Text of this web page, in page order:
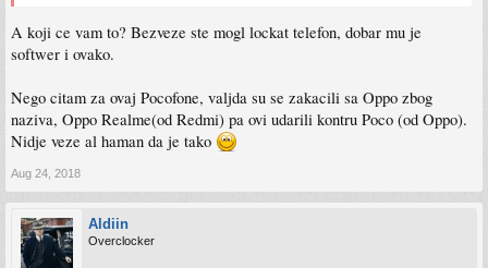
A koji ce vam to? Bezveze ste mogl lockat telefon, dobar mu je
softwer i ovako.
Nego citam za ovaj Pocofone, valjda su se zakacili sa Oppo zbog
naziva, Oppo Realme(od Redmi) pa ovi udarili kontru Poco (od Oppo).
Nidje veze al haman da je tako
Aug 24, 2018
Aldiin
Overclocker